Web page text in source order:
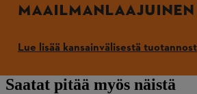
MAAILMANLAAJUINEN
Lue lisää kansainvälisestä
Saatat pitää myös näistä